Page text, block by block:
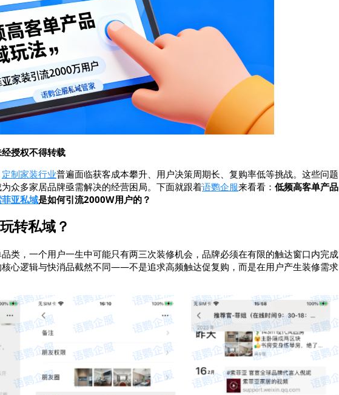
授权不得转载
定制家装行业普遍面临获客成本攀升、用户决策周期长、复购率低等挑战。这些问题
众多家居品牌亟需解决的经营困局。下面就跟着语鹦企服来看看： 低频高客单产品
亚私域是如何引流2000W用户的？
转私域？
类，一个用户一生中可能只有两三次装修机会，品牌必须在有限的触达窗口内完成
心逻辑与快消品截然不同——不是追求高频触达促复购，而是在用户产生装修需求